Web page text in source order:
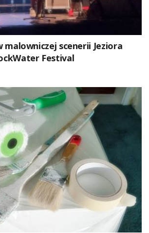
malowniczej scenerii Jeziora
Festival